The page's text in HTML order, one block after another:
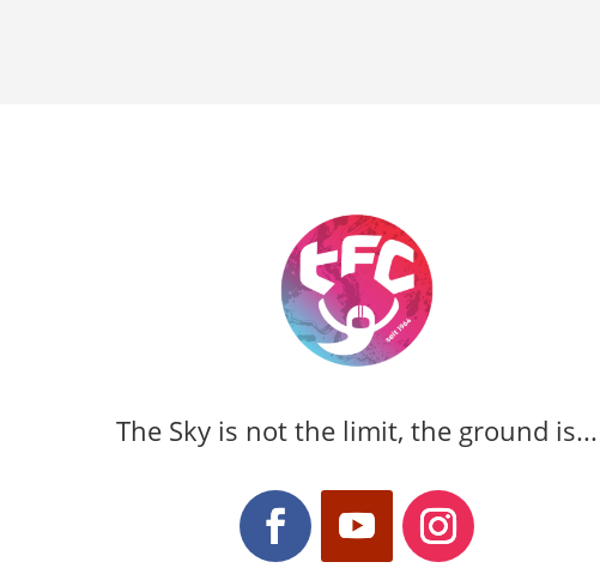
The Sky is not the limit, the ground is...